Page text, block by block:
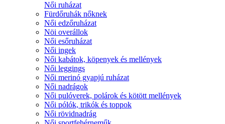
Női ruházat
Fürdőruhák nőknek
Női edzőruházat
Nöi overállok
Női esőruházat
Női ingek
Női kabátok, köpenyek és mellények
Női leggings
Női merinó gyapjú ruházat
Női nadrágok
Női pulóverek, polárok és kötött mellények
Női pólók, trikók és toppok
Női rövidnadrág